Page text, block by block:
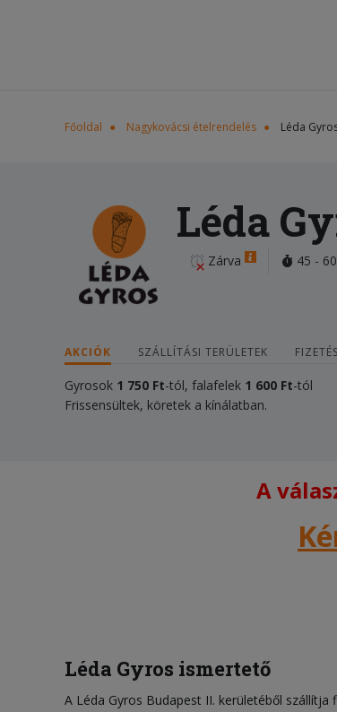
Főoldal Nagykovácsi ételrendelés Léda
Léda
Zárva 45 -
AKCIÓK SZÁLLÍTÁSI TERÜLETEK
Gyrosok 1 750 Ft-tól, falafelek 1 600 Ft-tól
Frissensültek, köretek a kínálatban.
A
Léda Gyros ismertető
A Léda Gyros Budapest II. kerületéből